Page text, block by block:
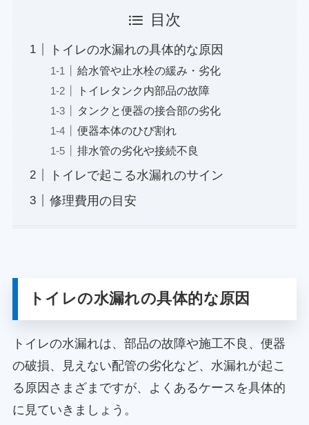
目次
トイレの水漏れの具体的な原因
給水管や止水栓の緩み・劣化
トイレタンク内部品の故障
タンクと便器の接合部の劣化
便器本体のひび割れ
排水管の劣化や接続不良
トイレで起こる水漏れのサイン
修理費用の目安
トイレの水漏れの具体的な原因
トイレの水漏れは、部品の故障や施工不良、便器
の破損、見えない配管の劣化など、水漏れが起こ
る原因さまざまですが、よくあるケースを具体的
に見ていきましょう。